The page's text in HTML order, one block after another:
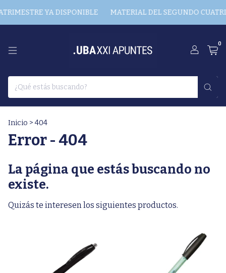
YA DISPONIBLE MATERIAL DEL SEGUNDO
0
Inicio > 404
Error - 404
La página que estás buscando no
existe.
Quizás te interesen los siguientes productos.